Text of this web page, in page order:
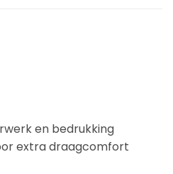
en bedrukking
extra draagcomfort